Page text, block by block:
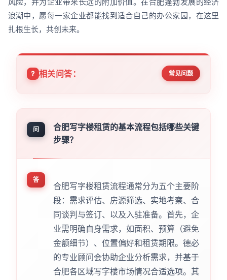
浪潮中，愿每一家企业都能找到适合自己的办公家园，在这里
扎根生长，共创未来。
相关问答： 常见问题
问
合肥写字楼租赁的基本流程包括哪些关键
步骤？
答
合肥写字楼租赁流程通常分为五个主要阶
段：需求评估、房源筛选、实地考察、合
同谈判与签订、以及入驻准备。首先，企
业需明确自身需求，如面积、预算（避免
金额细节）、位置偏好和租赁期限。德必
的专业顾问会协助企业分析需求，并基于
合肥各区域写字楼市场情况合适选项。其